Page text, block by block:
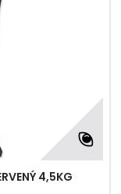
4,5KG